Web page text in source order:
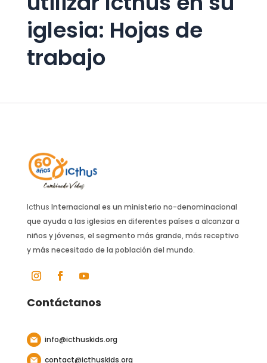
iglesia: Hojas de
trabajo
Icthus Internacional es un ministerio no-denominacional
que ayuda a las iglesias en diferentes países a alcanzar a
niños y jóvenes, el segmento más grande, más receptivo
y más necesitado de la población del mundo.
Contáctanos
info@icthuskids.org
contact@icthuskids.org